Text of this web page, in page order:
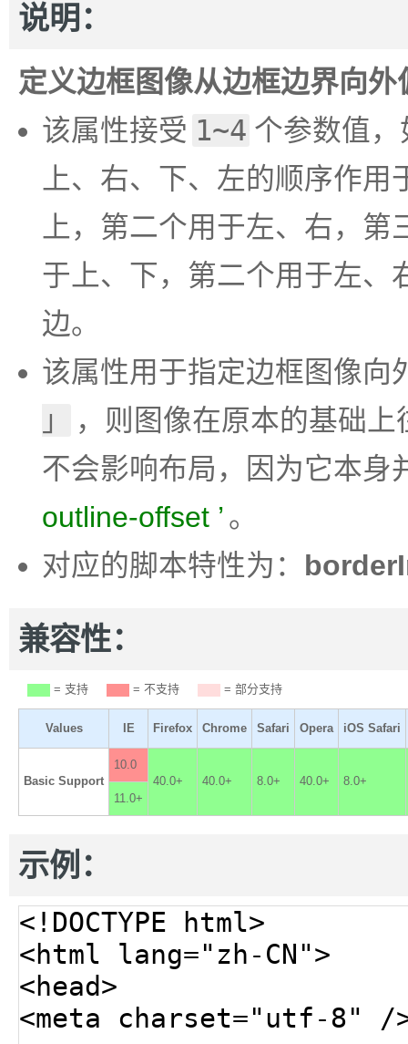
说明：
定义边框图像从边框边界向外
该属性接受 1~4 个参数值
上、右、下、左的顺序作
上，第二个用于左、右，
于上、下，第二个用于左、
边。
该属性用于指定边框图像向
，则图像在原本的基础上
不会影响布局，因为它本身
outline-offset
。
对应的脚本特性为：
兼容性：
= 支持 = 不支持 = 部分支持
Values IE Firefox Chrome Safari Opera iOS Safari
Basic Support
10.0
40.0+
40.0+ 8.0+ 40.0+
8.0+
11.0+
示例：